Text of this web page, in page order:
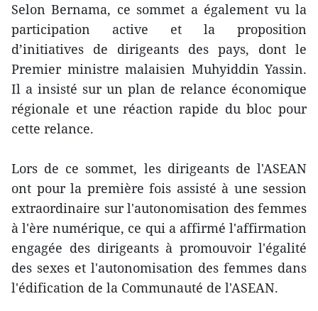
Selon Bernama, ce sommet a également vu la
participation active et la proposition
d’initiatives de dirigeants des pays, dont le
Premier ministre malaisien Muhyiddin Yassin.
Il a insisté sur un plan de relance économique
régionale et une réaction rapide du bloc pour
cette relance.
Lors de ce sommet, les dirigeants de l'ASEAN
ont pour la première fois assisté à une session
extraordinaire sur l'autonomisation des femmes
à l'ère numérique, ce qui a affirmé l'affirmation
engagée des dirigeants à promouvoir l'égalité
des sexes et l'autonomisation des femmes dans
l'édification de la Communauté de l'ASEAN.